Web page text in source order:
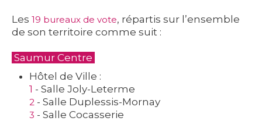
Les 19 bureaux de vote, répartis sur l’ensemble
de son territoire comme suit :
Saumur Centre
Hôtel de Ville :
1 - Salle Joly-Leterme
2 - Salle Duplessis-Mornay
3 - Salle Cocasserie